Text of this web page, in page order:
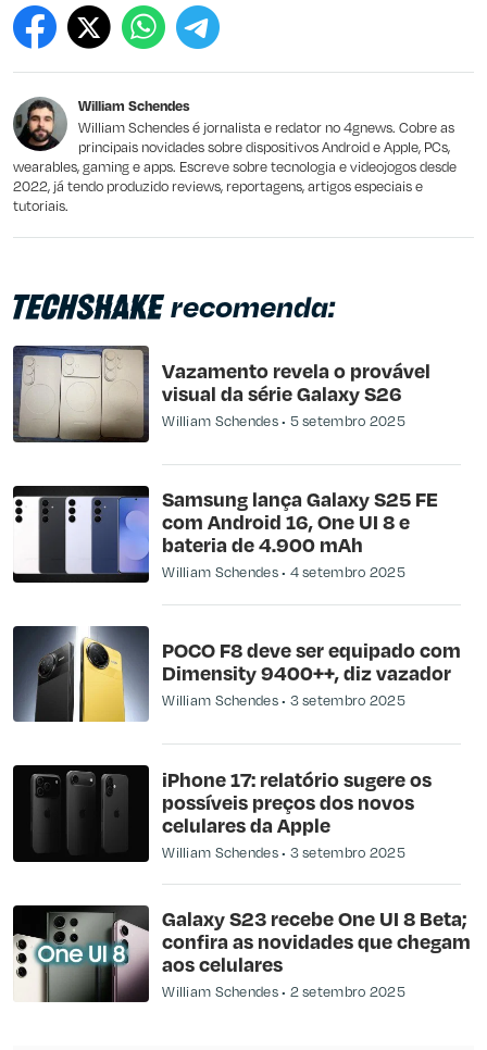
Este conteúdo contém informação incorreta
Outro
William Schendes
William Schendes é jornalista e redator no 4gnews. Cobre as
principais novidades sobre dispositivos Android e Apple, PCs,
wearables, gaming e apps. Escreve sobre tecnologia e videojogos desde
2022, já tendo produzido reviews, reportagens, artigos especiais e
tutoriais.
recomenda:
Vazamento revela o provável
visual da série Galaxy S26
William Schendes 5 setembro 2025
Samsung lança Galaxy S25 FE
com Android 16, One UI 8 e
bateria de 4.900 mAh
William Schendes 4 setembro 2025
POCO F8 deve ser equipado com
Dimensity 9400++, diz vazador
William Schendes 3 setembro 2025
iPhone 17: relatório sugere os
possíveis preços dos novos
celulares da Apple
William Schendes 3 setembro 2025
Galaxy S23 recebe One UI 8 Beta;
confira as novidades que chegam
aos celulares
William Schendes 2 setembro 2025